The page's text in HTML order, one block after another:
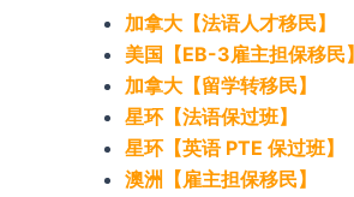
加拿大【法语人才移民】
美国【EB-3雇主担保移民】
加拿大【留学转移民】
星环【法语保过班】
星环【英语 PTE 保过班】
澳洲【雇主担保移民】